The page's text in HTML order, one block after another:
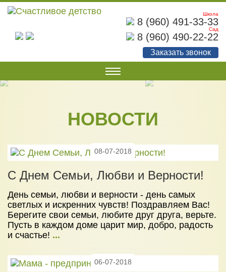
8 (960) 491-33-33
Школа
8 (960) 490-22-22
Сад
Заказать звонок
Наши достижения
Советы родителям
Фотогалерея
УСЛУГИ
Детский сад
Начальная школа
НОВОСТИ
НАБОР В ШКОЛУ 2026
НОВОСТИ
08-07-2018
С Днем Семьи, Любви и Верности!
День семьи, любви и верности - день самых
светлых и искренних чувств! Поздравляем Вас!
Берегите свои семьи, любите друг друга, верьте.
Пусть в каждом доме царит мир, добро, радость
и счастье! ...
06-07-2018